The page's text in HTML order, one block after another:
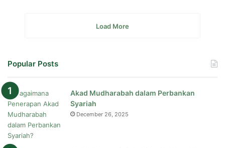
Load More
Popular Posts
Akad Mudharabah dalam Perbankan
Syariah
December 26, 2025